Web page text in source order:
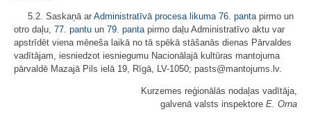
5.2. Saskaņā ar Administratīvā procesa likuma 76. pantapirmo un
otro daļu, 77. pantu un 79. pantapirmo daļu Administratīvo aktu var
apstrīdēt viena mēneša laikā no tā spēkā stāšanās dienas Pārvaldes
vadītājam, iesniedzot iesniegumu Nacionālajā kultūras mantojuma
pārvaldē Mazajā Pils ielā 19, Rīgā, LV-1050; pasts@mantojums.lv.
Kurzemes reģionālās nodaļas vadītāja,
galvenā valsts inspektore E. Orna